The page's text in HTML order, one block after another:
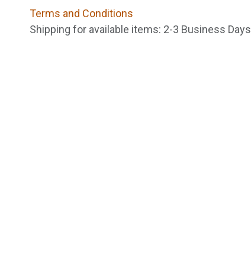
Terms and Conditions
Shipping for available items: 2-3 Business Days